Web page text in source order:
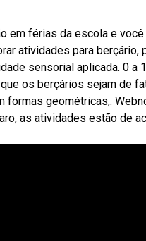
em férias da escola e
atividades para
sensorial aplicada. 0 a
os berçários sejam de
geométricas,.
as atividades estão de